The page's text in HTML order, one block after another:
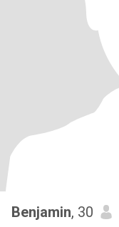
Benjamin, 30